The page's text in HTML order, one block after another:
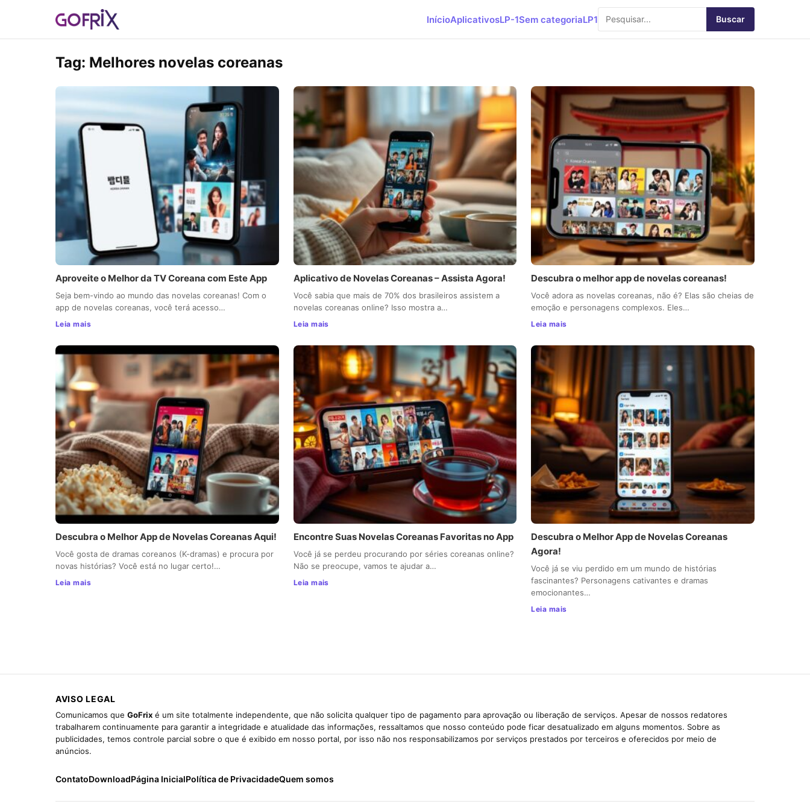
InícioAplicativosLP-1Sem categoriaLP1 Buscar
Tag: Melhores novelas coreanas
Aproveite o Melhor da TV Coreana com Este App
Seja bem-vindo ao mundo das novelas coreanas! Com o
app de novelas coreanas, você terá acesso…
Leia mais
Aplicativo de Novelas Coreanas – Assista Agora!
Você sabia que mais de 70% dos brasileiros assistem a
novelas coreanas online? Isso mostra a…
Leia mais
Descubra o melhor app de novelas coreanas!
Você adora as novelas coreanas, não é? Elas são cheias de
emoção e personagens complexos. Eles…
Leia mais
Descubra o Melhor App de Novelas Coreanas Aqui!
Você gosta de dramas coreanos (K-dramas) e procura por
novas histórias? Você está no lugar certo!…
Leia mais
Encontre Suas Novelas Coreanas Favoritas no App
Você já se perdeu procurando por séries coreanas online?
Não se preocupe, vamos te ajudar a…
Leia mais
Descubra o Melhor App de Novelas Coreanas
Agora!
Você já se viu perdido em um mundo de histórias
fascinantes? Personagens cativantes e dramas
emocionantes…
Leia mais
AVISO LEGAL
Comunicamos que GoFrix é um site totalmente independente, que não solicita qualquer tipo de pagamento para aprovação ou liberação de serviços. Apesar de nossos redatores
trabalharem continuamente para garantir a integridade e atualidade das informações, ressaltamos que nosso conteúdo pode ficar desatualizado em alguns momentos. Sobre as
publicidades, temos controle parcial sobre o que é exibido em nosso portal, por isso não nos responsabilizamos por serviços prestados por terceiros e oferecidos por meio de
anúncios.
ContatoDownloadPágina InicialPolítica de PrivacidadeQuem somos